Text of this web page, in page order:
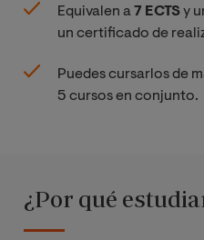
Equivalen a7 ECTSy
un certificado de
Puedes cursarlos de
5 cursos en conjunto.
¿Por qué